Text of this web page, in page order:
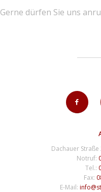
Gerne dürfen Sie uns
Dachauer Straße
Notruf:
Tel.:
Fax:
E-Mail: